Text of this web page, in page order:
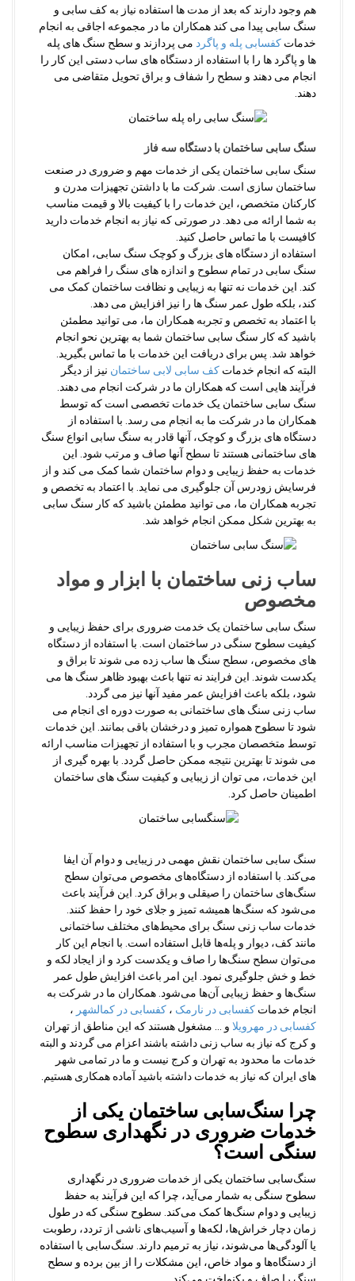
هم وجود دارند که بعد از مدت ها استفاده نیاز به کف سابی و
سنگ سابی پیدا می کند همکاران ما در مجموعه اجاقی به انجام
خدمات کفسابی پله و پاگرد می پردازند و سطح سنگ های پله
ها و پاگرد ها را با استفاده از دستگاه های ساب دستی این کار را
انجام می دهند و سطح را شفاف و براق تحویل متقاضی می
دهند.
سنگ سابی ساختمان با دستگاه سه فاز
سنگ سابی ساختمان یکی از خدمات مهم و ضروری در صنعت
ساختمان سازی است. شرکت ما با داشتن تجهیزات مدرن و
کارکنان متخصص، این خدمات را با کیفیت بالا و قیمت مناسب
به شما ارائه می دهد. در صورتی که نیاز به انجام خدمات دارید
کافیست با ما تماس حاصل کنید.
استفاده از دستگاه های بزرگ و کوچک سنگ سابی، امکان
سنگ سابی در تمام سطوح و اندازه های سنگ را فراهم می
کند. این خدمات نه تنها به زیبایی و نظافت ساختمان کمک می
کند، بلکه طول عمر سنگ ها را نیز افزایش می دهد.
با اعتماد به تخصص و تجربه همکاران ما، می توانید مطمئن
باشید که کار سنگ سابی ساختمان شما به بهترین نحو انجام
خواهد شد. پس برای دریافت این خدمات با ما تماس بگیرید.
البته که انجام خدمات کف سابی لابی ساختمان نیز از دیگر
فرآیند هایی است که همکاران ما در شرکت انجام می دهند.
سنگ سابی ساختمان یک خدمات تخصصی است که توسط
همکاران ما در شرکت ما به انجام می رسد. با استفاده از
دستگاه های بزرگ و کوچک، آنها قادر به سنگ سابی انواع سنگ
های ساختمانی هستند تا سطح آنها صاف و مرتب شود. این
خدمات به حفظ زیبایی و دوام ساختمان شما کمک می کند و از
فرسایش زودرس آن جلوگیری می نماید. با اعتماد به تخصص و
تجربه همکاران ما، می توانید مطمئن باشید که کار سنگ سابی
به بهترین شکل ممکن انجام خواهد شد.
ساب زنی ساختمان با ابزار و مواد
مخصوص
سنگ سابی ساختمان یک خدمت ضروری برای حفظ زیبایی و
کیفیت سطوح سنگی در ساختمان است. با استفاده از دستگاه
های مخصوص، سطح سنگ ها ساب زده می شوند تا براق و
یکدست شوند. این فرایند نه تنها باعث بهبود ظاهر سنگ ها می
شود، بلکه باعث افزایش عمر مفید آنها نیز می گردد.
ساب زنی سنگ های ساختمانی به صورت دوره ای انجام می
شود تا سطوح همواره تمیز و درخشان باقی بمانند. این خدمات
توسط متخصصان مجرب و با استفاده از تجهیزات مناسب ارائه
می شوند تا بهترین نتیجه ممکن حاصل گردد. با بهره گیری از
این خدمات، می توان از زیبایی و کیفیت سنگ های ساختمان
اطمینان حاصل کرد.
سنگ سابی ساختمان نقش مهمی در زیبایی و دوام آن ایفا
می‌کند. با استفاده از دستگاه‌های مخصوص می‌توان سطح
سنگ‌های ساختمان را صیقلی و براق کرد. این فرآیند باعث
می‌شود که سنگ‌ها همیشه تمیز و جلای خود را حفظ کنند.
خدمات ساب زنی سنگ برای محیط‌های مختلف ساختمانی
مانند کف، دیوار و پله‌ها قابل استفاده است. با انجام این کار
می‌توان سطح سنگ‌ها را صاف و یکدست کرد و از ایجاد لکه و
خط و خش جلوگیری نمود. این امر باعث افزایش طول عمر
سنگ‌ها و حفظ زیبایی آن‌ها می‌شود. همکاران ما در شرکت به
انجام خدمات کفسابی در نارمک ، کفسابی در کمالشهر ،
کفسابی در مهرویلا و … مشغول هستند که این مناطق از تهران
و کرج که نیاز به ساب زنی داشته باشند اعزام می گردند و البته
خدمات ما محدود به تهران و کرج نیست و ما در تمامی شهر
های ایران که نیاز به خدمات داشته باشید آماده همکاری هستیم.
چرا سنگ‌سابی ساختمان یکی از
خدمات ضروری در نگهداری سطوح
سنگی است؟
سنگ‌سابی ساختمان یکی از خدمات ضروری در نگهداری
سطوح سنگی به شمار می‌آید، چرا که این فرآیند به حفظ
زیبایی و دوام سنگ‌ها کمک می‌کند. سطوح سنگی که در طول
زمان دچار خراش‌ها، لکه‌ها و آسیب‌های ناشی از تردد، رطوبت
یا آلودگی‌ها می‌شوند، نیاز به ترمیم دارند. سنگ‌سابی با استفاده
از دستگاه‌ها و مواد خاص، این مشکلات را از بین برده و سطح